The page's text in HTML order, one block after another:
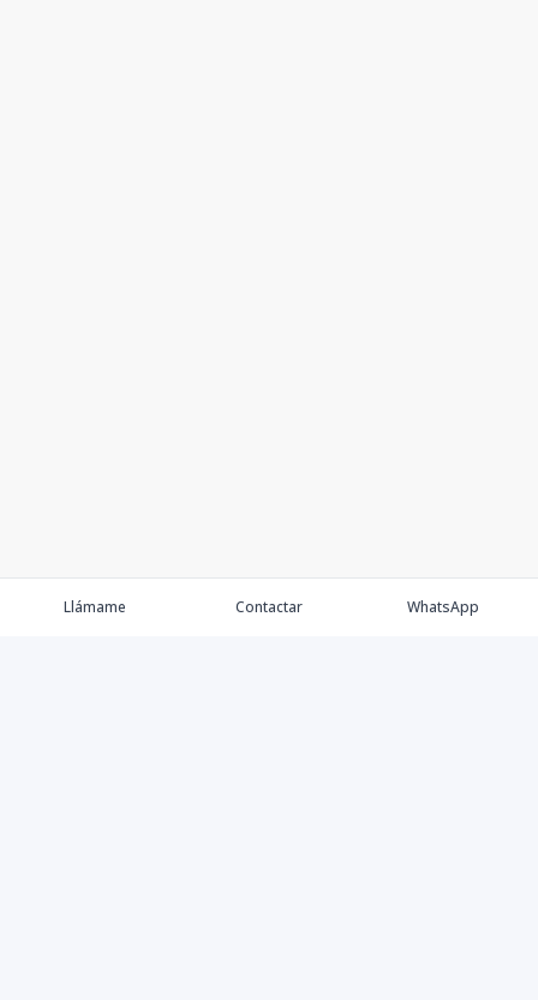
Llámame Contactar WhatsApp